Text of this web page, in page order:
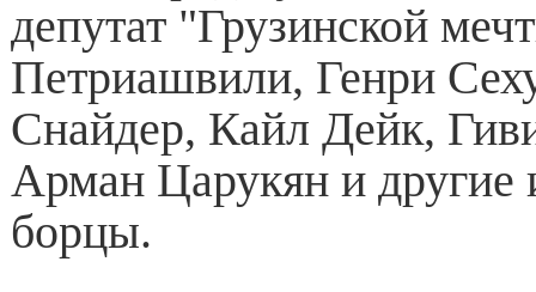
депутат "Грузинской
Петриашвили, Генри
Снайдер, Кайл Дейк,
Арман Царукян и другие
борцы.